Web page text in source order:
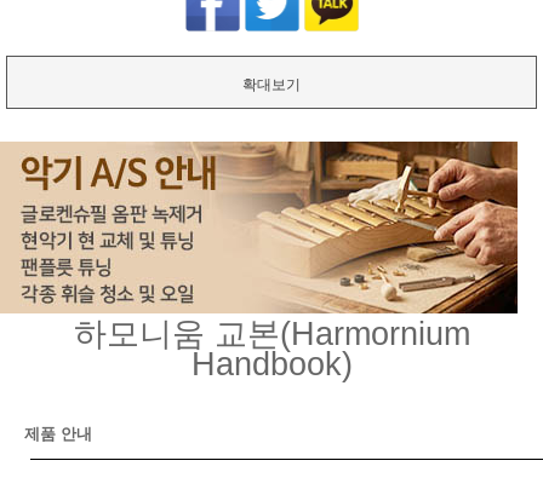
확대보기
하모니움 교본(Harmornium
Handbook)
제품 안내